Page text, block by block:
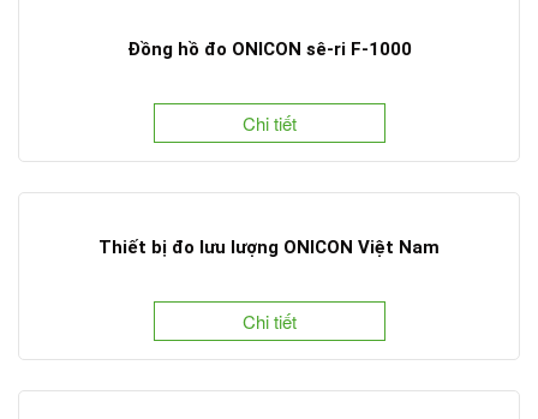
Đồng hồ đo ONICON sê-ri F-1000
Chi tiết
Thiết bị đo lưu lượng ONICON Việt Nam
Chi tiết